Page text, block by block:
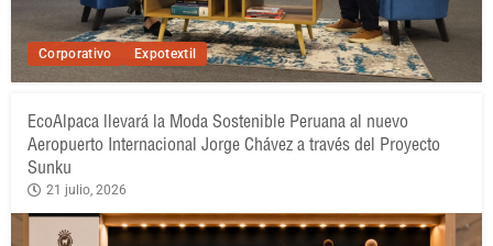
Corporativo Expotextil
EcoAlpaca llevará la Moda Sostenible Peruana al nuevo
Aeropuerto Internacional Jorge Chávez a través del Proyecto
Sunku
21 julio, 2026